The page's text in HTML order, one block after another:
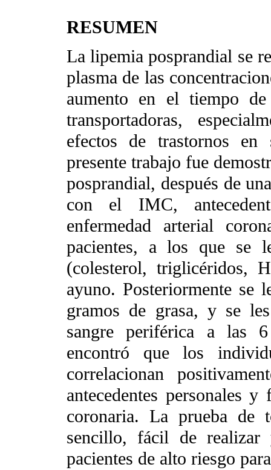
RESUMEN
La lipemia posprandial se
plasma de las
aumento en el tiempo
transportadoras,
efectos de trastornos
presente trabajo fue
posprandial, después de
con el IMC,
enfermedad arterial
pacientes, a los que se
(colesterol, triglicéridos,
ayuno. Posteriormente se
gramos de grasa, y se
sangre periférica a las
encontró que los
correlacionan
antecedentes personales
coronaria. La prueba de
sencillo, fácil de realizar
pacientes de alto riesgo